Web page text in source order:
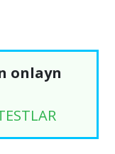
onlayn